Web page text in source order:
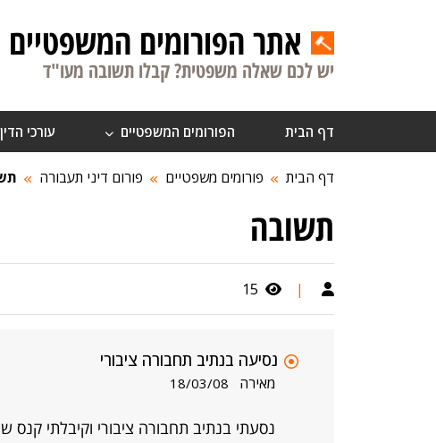
אתר הפורומים המשפטיים
יש לכם שאלה משפטית? קבלו תשובה מעו"ד
דף הבית הפורומים המשפטיים עורכי
דף הבית פורומים משפטיים פורום דיני תעבורה
תשובה
|
15
נסיעה בנתיב תחבורה ציבורי
מאירה 18/03/08
נסעתי בנתיב תחבורה ציבורי וקיבלתי קנס של 500 ש"ח, כמו גם 6